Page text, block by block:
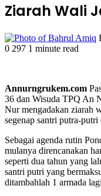
Ziarah Wali
0 297 1 minute read
Annurngrukem.com
36 dan Wisuda TPQ An
Nur mengadakan ziarah
segenap santri putra-putri
Sebagai agenda rutin
mulanya direncanakan
seperti dua tahun yang
santri putri yang
ditambahlah 1 armada